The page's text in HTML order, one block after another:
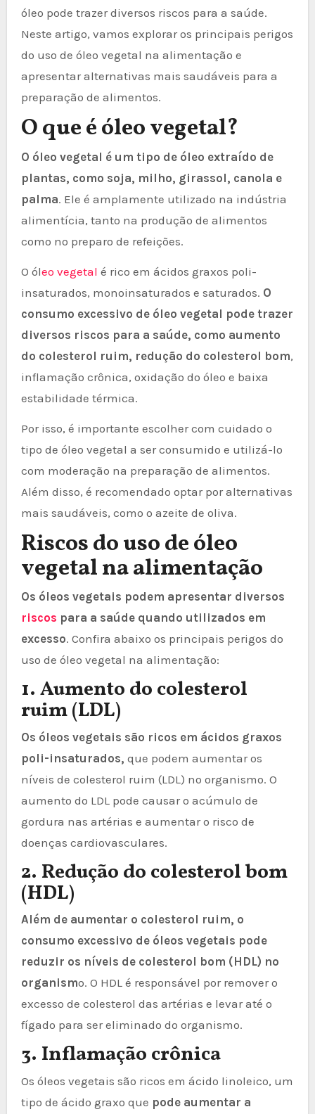
óleo pode trazer diversos riscos para a saúde.
Neste artigo, vamos explorar os principais perigos
do uso de óleo vegetal na alimentação e
apresentar alternativas mais saudáveis para a
preparação de alimentos.
O que é óleo vegetal?
O óleo vegetal é um tipo de óleo extraído de
plantas, como soja, milho, girassol, canola e
palma. Ele é amplamente utilizado na indústria
alimentícia, tanto na produção de alimentos
como no preparo de refeições.
O óleo vegetal é rico em ácidos graxos poli-
insaturados, monoinsaturados e saturados. O
consumo excessivo de óleo vegetal pode trazer
diversos riscos para a saúde, como aumento
do colesterol ruim, redução do colesterol bom,
inflamação crônica, oxidação do óleo e baixa
estabilidade térmica.
Por isso, é importante escolher com cuidado o
tipo de óleo vegetal a ser consumido e utilizá-lo
com moderação na preparação de alimentos.
Além disso, é recomendado optar por alternativas
mais saudáveis, como o azeite de oliva.
Riscos do uso de óleo
vegetal na alimentação
Os óleos vegetais podem apresentar diversos
riscos para a saúde quando utilizados em
excesso. Confira abaixo os principais perigos do
uso de óleo vegetal na alimentação:
1. Aumento do colesterol
ruim (LDL)
Os óleos vegetais são ricos em ácidos graxos
poli-insaturados, que podem aumentar os
níveis de colesterol ruim (LDL) no organismo. O
aumento do LDL pode causar o acúmulo de
gordura nas artérias e aumentar o risco de
doenças cardiovasculares.
2. Redução do colesterol bom
(HDL)
Além de aumentar o colesterol ruim, o
consumo excessivo de óleos vegetais pode
reduzir os níveis de colesterol bom (HDL) no
organismo. O HDL é responsável por remover o
excesso de colesterol das artérias e levar até o
fígado para ser eliminado do organismo.
3. Inflamação crônica
Os óleos vegetais são ricos em ácido linoleico, um
tipo de ácido graxo que pode aumentar a